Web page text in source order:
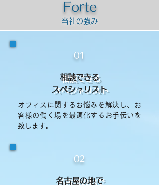
Forte
​当社の強み
01
相談できる
スペシャリスト
オフィスに関するお悩みを解決し、お
客様の働く場を最適化するお手伝いを
致します。
02
名古屋の地で